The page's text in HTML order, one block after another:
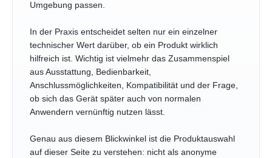
Umgebung passen.
In der Praxis entscheidet selten nur ein einzelner
technischer Wert darüber, ob ein Produkt wirklich
hilfreich ist. Wichtig ist vielmehr das Zusammenspiel
aus Ausstattung, Bedienbarkeit,
Anschlussmöglichkeiten, Kompatibilität und der Frage,
ob sich das Gerät später auch von normalen
Anwendern vernünftig nutzen lässt.
Genau aus diesem Blickwinkel ist die Produktauswahl
auf dieser Seite zu verstehen: nicht als anonyme